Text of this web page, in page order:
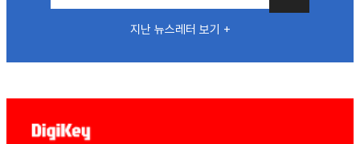
지난 뉴스레터 보기 +